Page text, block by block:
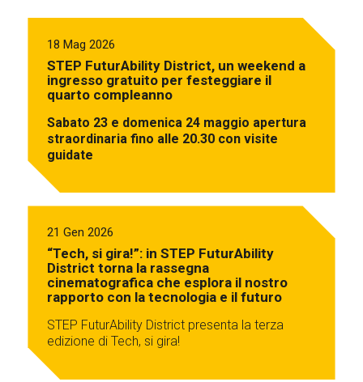
18 Mag 2026
STEP FuturAbility District, un weekend a
ingresso gratuito per festeggiare il
quarto compleanno
Sabato 23 e domenica 24 maggio apertura
straordinaria fino alle 20.30 con visite
guidate
21 Gen 2026
“Tech, si gira!”: in STEP FuturAbility
District torna la rassegna
cinematografica che esplora il nostro
rapporto con la tecnologia e il futuro
STEP FuturAbility District presenta la terza
edizione di Tech, si gira!